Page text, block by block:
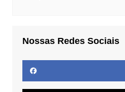
Nossas Redes Sociais